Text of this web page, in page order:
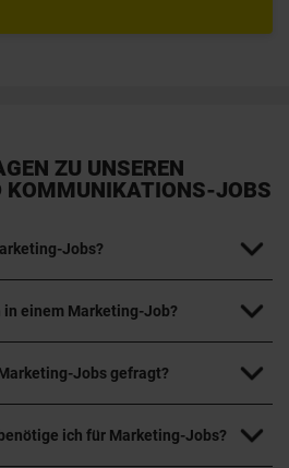
ZU UNSEREN
KOMMUNIKATIONS-JOBS
Jobs?
in einem Marketing-Job?
Jobs gefragt?
ich für Marketing-Jobs?